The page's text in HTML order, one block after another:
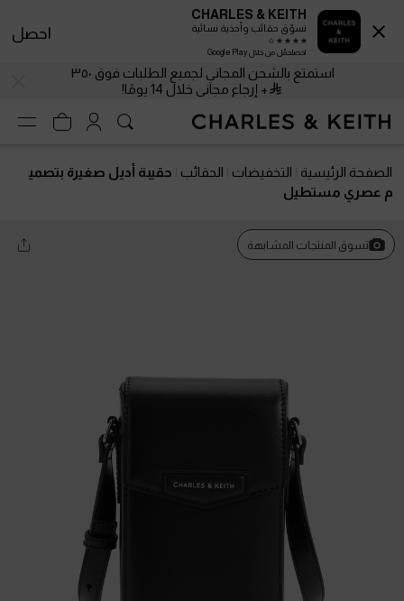
استمتع بالشحن المجاني لجميع الطلبات فوق ٣٥٠
+ إرجاع مجاني خلال 14 يومًا!
الصفحة الرئيسية التخفيضات الحقائب
حقيبة أديل صغيرة بتصمي
م عصري مستطيل
تسوق المنتجات المشابهة
CHARLES & KEITH
تسوّق حقائب وأحذية نسائية
احصلحمّل من خلال Google Play
احصل